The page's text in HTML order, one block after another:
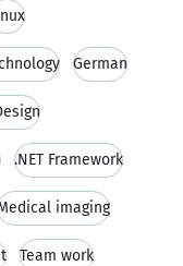
German
.NET Framework
imaging
Team work